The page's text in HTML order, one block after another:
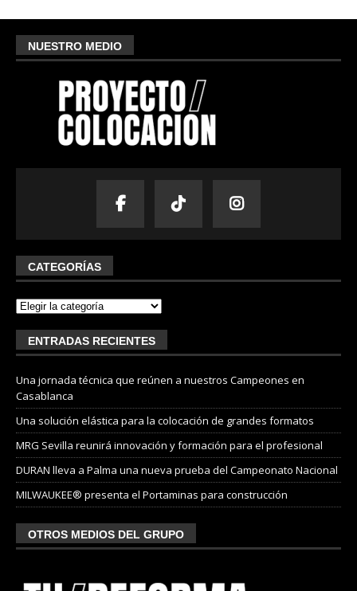
NUESTRO MEDIO
CATEGORÍAS
ENTRADAS RECIENTES
Una jornada técnica que reúnen a nuestros Campeones en
Casablanca
Una solución elástica para la colocación de grandes formatos
MRG Sevilla reunirá innovación y formación para el profesional
DURAN lleva a Palma una nueva prueba del Campeonato Nacional
MILWAUKEE® presenta el Portaminas para construcción
OTROS MEDIOS DEL GRUPO